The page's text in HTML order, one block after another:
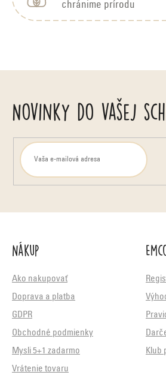
chránime prírodu
Novinky do vašej
Nákup
Ako nakupovať
Doprava a platba
GDPR
Obchodné podmienky
Mysli 5+1 zadarmo
Vrátenie tovaru
Klub